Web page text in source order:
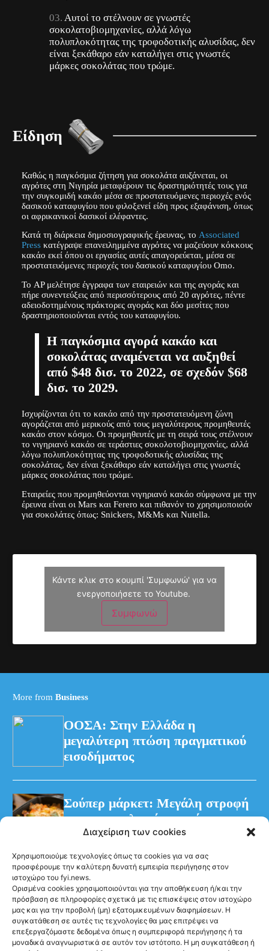
Διαχείριση των cookies
Χρησιμοποιούμε τεχνολογίες όπως τα cookies για να σας
προσφέρουμε την καλύτερη δυνατή εμπειρία περιήγησης στον
ιστοχώρο του fyi.news.
Ορισμένα cookies χρησιμοποιούνται για την αποθήκευση ή/και την
πρόσβαση σε πληροφορίες σχετικά με τις επισκέψεις στον ιστοχώρο
μας και για την προβολή (μη) εξατομικευμένων διαφημίσεων. Η
συγκατάθεση σε αυτές τις τεχνολογίες θα μας επιτρέψει να
επεξεργαζόμαστε δεδομένα όπως η συμπεριφορά περιήγησης ή τα
μοναδικά αναγνωριστικά σε αυτόν τον ιστότοπο. Η μη συγκατάθεση ή
Αυτοί το στέλνουν σε γνωστές
σοκολατοβιομηχανίες, αλλά λόγω
πολυπλοκότητας της τροφοδοτικής αλυσίδας, δεν
είναι ξεκάθαρο εάν καταλήγει στις γνωστές
μάρκες σοκολάτας που τρώμε.
Είδηση
Καθώς η παγκόσμια ζήτηση για σοκολάτα αυξάνεται, οι
αγρότες στη Νιγηρία μεταφέρουν τις δραστηριότητές τους για
την συγκομιδή κακάο μέσα σε προστατευόμενες περιοχές ενός
δασικού καταφυγίου που φιλοξενεί είδη προς εξαφάνιση, όπως
οι αφρικανικοί δασικοί ελέφαντες.
Κατά τη διάρκεια δημοσιογραφικής έρευνας, το Associated
Pressκατέγραψε επανειλημμένα αγρότες να μαζεύουν κόκκους
κακάο εκεί όπου οι εργασίες αυτές απαγορεύεται, μέσα σε
προστατευόμενες περιοχές του δασικού καταφυγίου Omo.
Το AP μελέτησε έγγραφα των εταιρειών και της αγοράς και
πήρε συνεντεύξεις από περισσότερους από 20 αγρότες, πέντε
αδειοδοτημένους πράκτορες αγοράς και δύο μεσίτες που
δραστηριοποιούνται εντός του καταφυγίου.
Η παγκόσμια αγορά κακάο και
σοκολάτας αναμένεται να αυξηθεί
από $48 δισ. το 2022, σε σχεδόν $68
δισ. το 2029.
Ισχυρίζονται ότι το κακάο από την προστατευόμενη ζώνη
αγοράζεται από μερικούς από τους μεγαλύτερους προμηθευτές
κακάο στον κόσμο. Οι προμηθευτές με τη σειρά τους στέλνουν
το νιγηριανό κακάο σε τεράστιες σοκολοτοβιομηχανίες, αλλά
λόγω πολυπλοκότητας της τροφοδοτικής αλυσίδας της
σοκολάτας, δεν είναι ξεκάθαρο εάν καταλήγει στις γνωστές
μάρκες σοκολάτας που τρώμε.
Εταιρείες που προμηθεύονται νιγηριανό κακάο σύμφωνα με την
έρευνα είναι οι Mars και Ferero και πιθανόν το χρησιμοποιούν
για σοκολάτες όπως: Snickers, M&Ms και Nutella.
Κάντε κλικ στο κουμπί 'Συμφωνώ' για να
ενεργοποιήσετε το Youtube.
Συμφωνώ
More from Business
ΟΟΣΑ: Στην Ελλάδα η
μεγαλύτερη πτώση πραγματικού
εισοδήματος
Σούπερ μάρκετ: Μεγάλη στροφή
των καταναλωτών στα έτοιμα
γεύματα
Ακολούθησέ μας